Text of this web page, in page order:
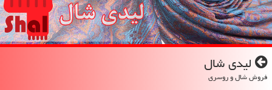
لیدی شال
فروش شال و روسری